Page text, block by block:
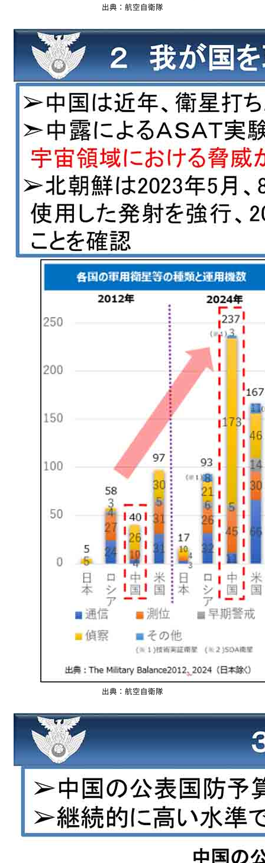
出典：航空自衛隊
出典：航空自衛隊